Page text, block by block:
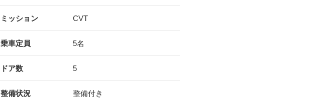
ミッション CVT
乗車定員 5名
ドア数 5
整備状況
整備付き